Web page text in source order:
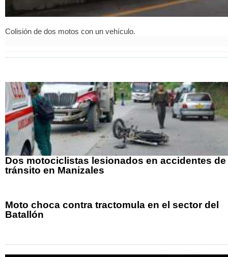
Colisión de dos motos con un vehículo.
Dos motociclistas lesionados en accidentes de
tránsito en Manizales
Moto choca contra tractomula en el sector del
Batallón